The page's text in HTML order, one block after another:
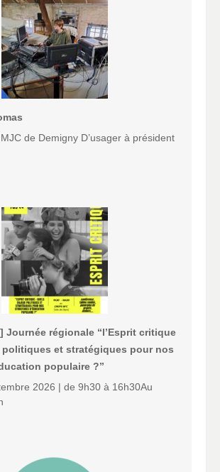
de Demigny D’usager à président
Journée régionale “l’Esprit critique
et stratégiques pour nos
populaire ?”
2026 | de 9h30 à 16h30Au